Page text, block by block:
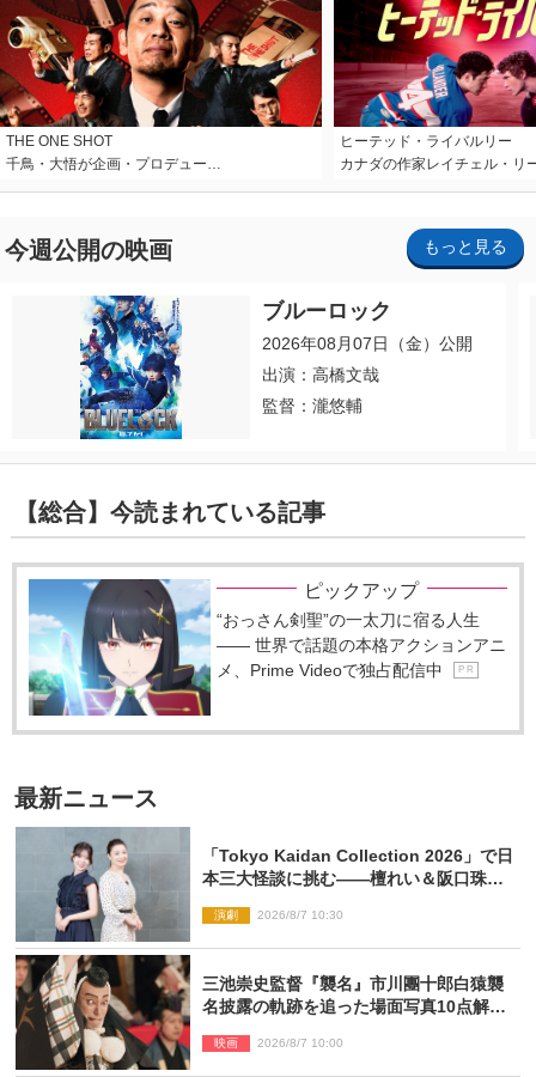
THE ONE SHOT
千鳥・大悟が企画・プロデュー…
ヒーテッド・ライバルリー
カナダの作家レイチェル・リ
今週公開の映画 もっと見る
ブルーロック
2026年08月07日（金）公開
出演：高橋文哉
監督：瀧悠輔
【総合】今読まれている記事
ピックアップ
“おっさん剣聖”の一太刀に宿る人生
―― 世界で話題の本格アクションアニ
メ、Prime Videoで独占配信中
P R
最新ニュース
「Tokyo Kaidan Collection 2026」で日
本三大怪談に挑む――檀れい＆阪口珠美
演劇 2026/8/7 10:30
三池崇史監督『襲名』市川團十郎白猿襲
名披露の軌跡を追った場面写真10点解
映画 2026/8/7 10:00